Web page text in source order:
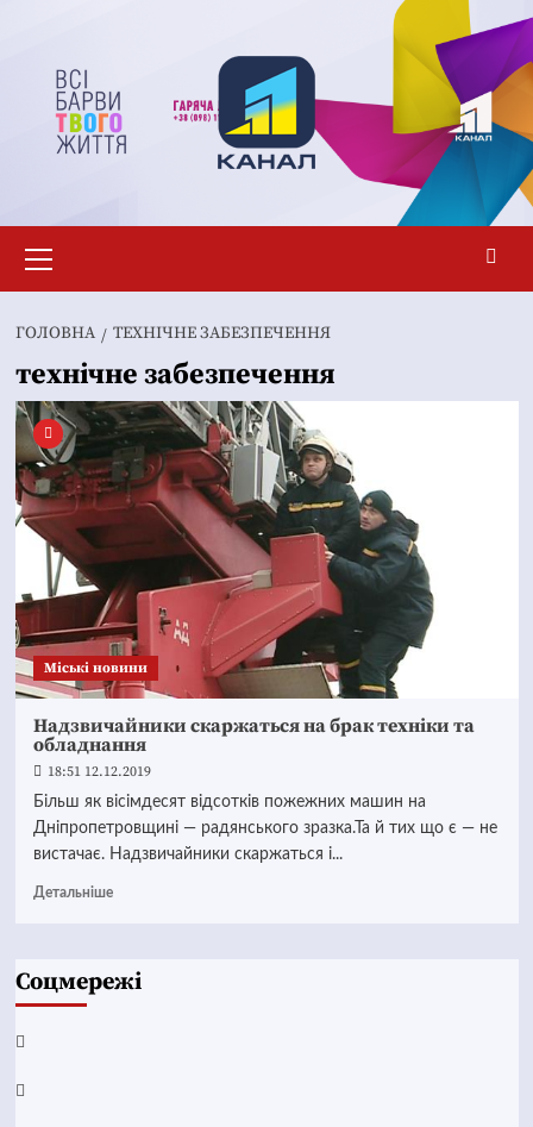
вмісту
меню
ГОЛОВНА ТЕХНІЧНЕ ЗАБЕЗПЕЧЕННЯ
технічне забезпечення
Mіські новини
Надзвичайники скаржаться на брак техніки та
обладнання
18:51 12.12.2019
Більш як вісімдесят відсотків пожежних машин на
Дніпропетровщині — радянського зразка.Та й тих що є — не
вистачає. Надзвичайники скаржаться і...
Детальніше
Соцмережі
Facebook
YouTube